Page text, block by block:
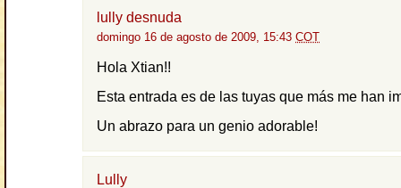
lully desnuda
domingo 16 de agosto de 2009, 15:43 COT
Hola Xtian!!
Esta entrada es de las tuyas que más me han
Un abrazo para un genio adorable!
Lully